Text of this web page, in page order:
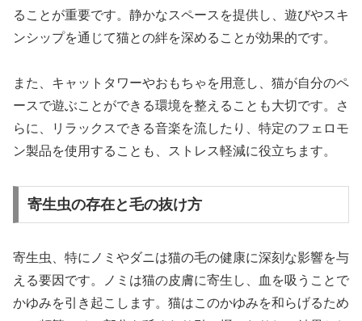
ることが重要です。静かなスペースを提供し、遊びやスキ
ンシップを通じて猫との絆を深めることが効果的です。
また、キャットタワーやおもちゃを用意し、猫が自分のペ
ースで遊ぶことができる環境を整えることも大切です。さ
らに、リラックスできる音楽を流したり、特定のフェロモ
ン製品を使用することも、ストレス軽減に役立ちます。
寄生虫の存在と毛の抜け方
寄生虫、特にノミやダニは猫の毛の健康に深刻な影響を与
える要因です。ノミは猫の皮膚に寄生し、血を吸うことで
かゆみを引き起こします。猫はこのかゆみを和らげるため